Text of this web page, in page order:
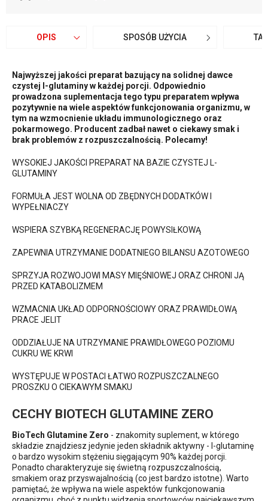
OPIS SPOSÓB UŻYCIA
Najwyższej jakości preparat bazujący na solidnej dawce
czystej l-glutaminy w każdej porcji. Odpowiednio
prowadzona suplementacja tego typu preparatem wpływa
pozytywnie na wiele aspektów funkcjonowania organizmu, w
tym na wzmocnienie układu immunologicznego oraz
pokarmowego. Producent zadbał nawet o ciekawy smak i
brak problemów z rozpuszczalnością. Polecamy!
WYSOKIEJ JAKOŚCI PREPARAT NA BAZIE CZYSTEJ L-
GLUTAMINY
FORMUŁA JEST WOLNA OD ZBĘDNYCH DODATKÓW I
WYPEŁNIACZY
WSPIERA SZYBKĄ REGENERACJĘ POWYSIŁKOWĄ
ZAPEWNIA UTRZYMANIE DODATNIEGO BILANSU AZOTOWEGO
SPRZYJA ROZWOJOWI MASY MIĘŚNIOWEJ ORAZ CHRONI JĄ
PRZED KATABOLIZMEM
WZMACNIA UKŁAD ODPORNOŚCIOWY ORAZ PRAWIDŁOWĄ
PRACE JELIT
ODDZIAŁUJE NA UTRZYMANIE PRAWIDŁOWEGO POZIOMU
CUKRU WE KRWI
WYSTĘPUJE W POSTACI ŁATWO ROZPUSZCZALNEGO
PROSZKU O CIEKAWYM SMAKU
CECHY BIOTECH GLUTAMINE ZERO
BioTech Glutamine Zero - znakomity suplement, w którego
składzie znajdziesz jedynie jeden składnik aktywny - l-glutaminę
o bardzo wysokim stężeniu sięgającym 90% każdej porcji.
Ponadto charakteryzuje się świetną rozpuszczalnością,
smakiem oraz przyswajalnością (co jest bardzo istotne). Warto
pamiętać, że wpływa na wiele aspektów funkcjonowania